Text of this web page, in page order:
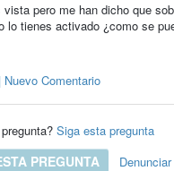
vista pero me han dicho que
lo tienes activado ¿como se
Comentario
Siga esta pregunta
PREGUNTA Denunciar